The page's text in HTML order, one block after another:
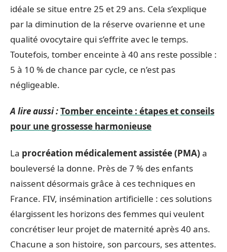
idéale se situe entre 25 et 29 ans. Cela s’explique
par la diminution de la réserve ovarienne et une
qualité ovocytaire qui s’effrite avec le temps.
Toutefois, tomber enceinte à 40 ans reste possible :
5 à 10 % de chance par cycle, ce n’est pas
négligeable.
A lire aussi :Tomber enceinte : étapes et conseils
pour une grossesse harmonieuse
La procréation médicalement assistée (PMA) a
bouleversé la donne. Près de 7 % des enfants
naissent désormais grâce à ces techniques en
France. FIV, insémination artificielle : ces solutions
élargissent les horizons des femmes qui veulent
concrétiser leur projet de maternité après 40 ans.
Chacune a son histoire, son parcours, ses attentes.